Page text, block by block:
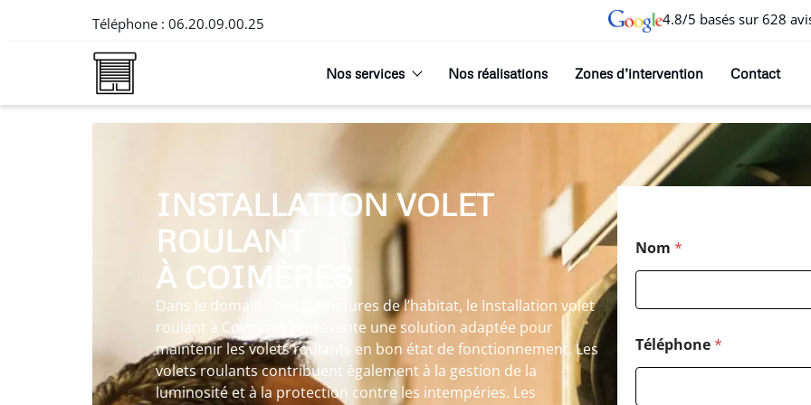
Téléphone : 06.20.09.00.25 4.8/5 basés sur 628
Nos services Nos réalisations Zones d’intervention Contact
INSTALLATION VOLET
ROULANT
À COIMÈRES
Dans le domaine des fermetures de l’habitat, le Installation volet
roulant à Coimères représente une solution adaptée pour
maintenir les volets roulants en bon état de fonctionnement. Les
volets roulants contribuent également à la gestion de la
luminosité et à la protection contre les intempéries. Les
Nom *
Téléphone*